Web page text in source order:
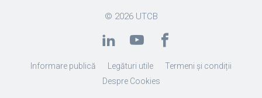
© 2026 UTCB
Informare publică Legături utile
Termeni și condiții
Despre Cookies